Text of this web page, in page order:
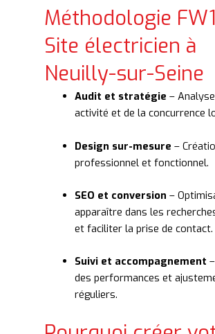
Méthodologie
Site électricien à
Neuilly-sur-Seine
Audit et stratégie –
activité et de la concurrence
Design sur-mesure –
professionnel et fonctionnel.
SEO et conversion –
apparaître dans les
et faciliter la prise de contact.
Suivi et accompagnement
des performances et
réguliers.